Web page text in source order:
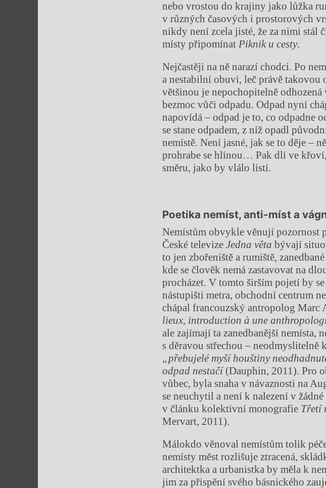
nebo vrostou do krajiny jako lůžka
v různých časových i prostorových
nikdy není zcela jisté, že za nimi stál
místy připomínat Piknik u cesty.
Nejčastěji na ně narazí chodci. Po
a nestabilní obuvi, leč právě takovou
většinou je nepochopitelně
bezmoc vůči odpadu. Odpad nyní
napovídá – odpad je to, co odpadne
se stane odpadem, z níž opadl
nemístě. Není jasné, jak se to děje –
prohrabe se hlínou… Pak dlí ve
směru, jako by vlálo listí.
Poetika nemíst, anti-míst a
Nemístům obvykle věnují pozornost
České televizeJedna věta bývají
to jen zbořeniště a rumiště,
kde se člověk nemá zastavovat na
procházet. V tomto širším pojetí by
nástupišti metra, obchodní centrum
chápal francouzský antropolog Marc
lieux, introduction à une
ale zajímají ta zanedbanější nemísta,
s děravou střechou –
„přebujelé myší houštiny
odpad nestačí(Dauphin, 2011). Pro
vůbec, byla snaha v návaznosti na
se neuchytil a není k nalezení v
v článku kolektivní monografie Třetí
Mervart, 2011).
Málokdo věnoval nemístům tolik
nemísty měst rozlišuje ztracená,
architektka a urbanistka by měla k
jim za přispění svého básnického